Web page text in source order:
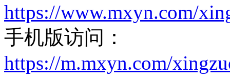
https://www.mxyn.com/
手机版访问：
https://m.mxyn.com/